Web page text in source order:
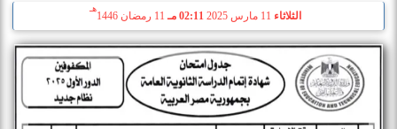
الثلاثاء 02:11 مـ 11 رمضان 1446
هـ